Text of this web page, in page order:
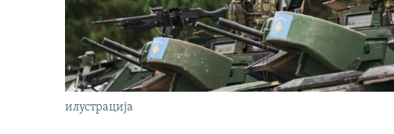
илустрација